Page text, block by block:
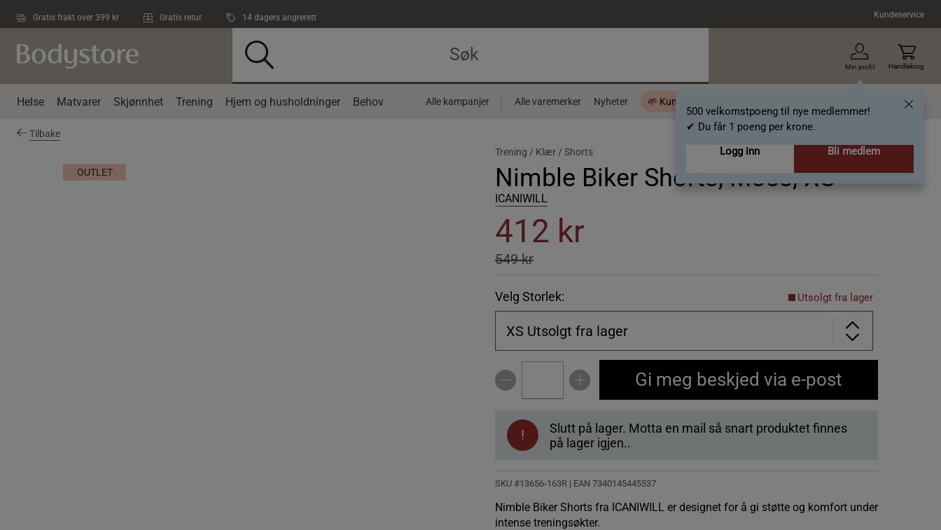
Gratis frakt over 399 kr Gratis retur 14 dagers angrerett Kundeservice
Min profil
500 velkomstpoeng til nye medlemmer!
✔ Du får 1 poeng per krone.
Logg inn
Bli medlem
Handlekorg
Helse Matvarer Skjønnhet Trening Hjem og husholdninger Behov Alle kampanjer Alle varemerker Nyheter 🌱 Kundeklubb - 500 velkomstpoeng Gavekort
Tilbake
OUTLET
Trening / Klær / Shorts
Nimble Biker Shorts, Moss, XS
ICANIWILL
412 kr
549 kr
Velg Storlek: Utsolgt fra lager
XS Utsolgt fra lager
Gi meg beskjed via e-post
!
Slutt på lager. Motta en mail så snart produktet finnes
på lager igjen..
SKU #13656-163R | EAN 7340145445537
Nimble Biker Shorts fra ICANIWILL er designet for å gi støtte og komfort under
intense treningsøkter.